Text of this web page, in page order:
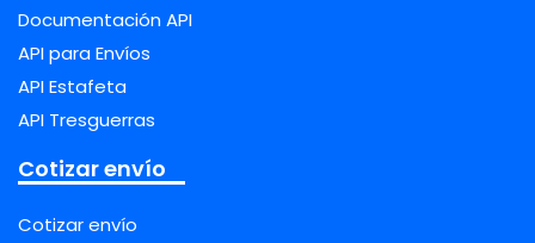
Documentación API
API para Envíos
API Estafeta
API Tresguerras
Cotizar envío
Cotizar envío